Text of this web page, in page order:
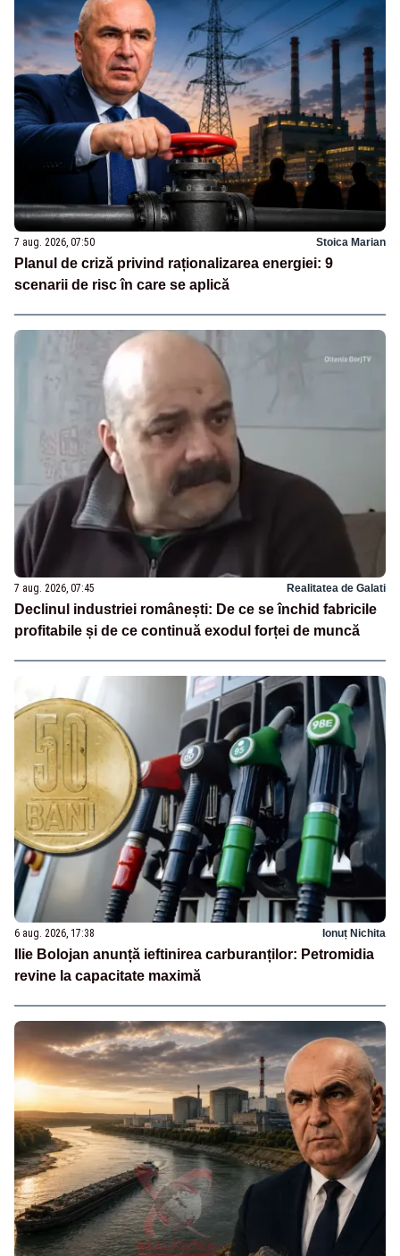
7 aug. 2026, 07:50 Stoica Marian
Planul de criză privind raționalizarea energiei: 9
scenarii de risc în care se aplică
7 aug. 2026, 07:45 Realitatea de Galati
Declinul industriei românești: De ce se închid fabricile
profitabile și de ce continuă exodul forței de muncă
6 aug. 2026, 17:38 Ionuț Nichita
Ilie Bolojan anunță ieftinirea carburanților: Petromidia
revine la capacitate maximă